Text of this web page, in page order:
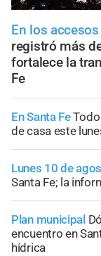
En los
registró más
fortalece la
Fe
En Santa Fe
de casa este
Lunes 10 de
Santa Fe; la
Plan municipal
encuentro en
hídrica